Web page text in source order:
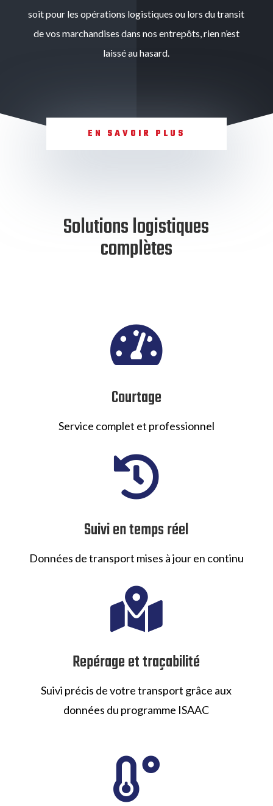
soit pour les opérations logistiques ou lors du transit
de vos marchandises dans nos entrepôts, rien n’est
laissé au hasard.
EN SAVOIR PLUS
Solutions logistiques
complètes

Courtage
Service complet et professionnel

Suivi en temps réel
Données de transport mises à jour en continu

Repérage et traçabilité
Suivi précis de votre transport grâce aux
données du programme ISAAC
